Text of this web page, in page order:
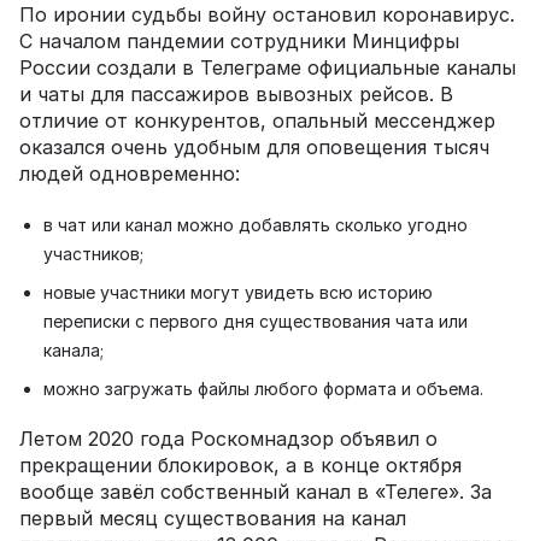
По иронии судьбы войну остановил коронавирус.
С началом пандемии сотрудники Минцифры
России создали в Телеграме официальные каналы
и чаты для пассажиров вывозных рейсов. В
отличие от конкурентов, опальный мессенджер
оказался очень удобным для оповещения тысяч
людей одновременно:
в чат или канал можно добавлять сколько угодно
участников;
новые участники могут увидеть всю историю
переписки с первого дня существования чата или
канала;
можно загружать файлы любого формата и объема.
Летом 2020 года Роскомнадзор объявил о
прекращении блокировок, а в конце октября
вообще завёл собственный канал в «Телеге». За
первый месяц существования на канал